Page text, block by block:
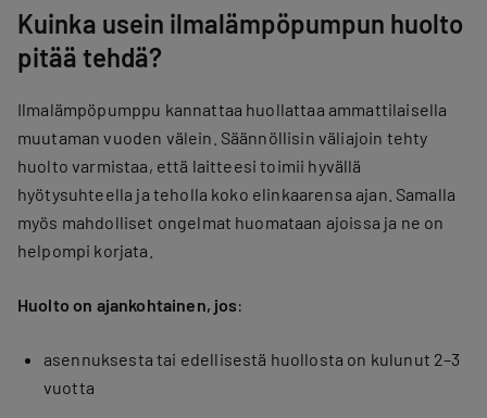
Kuinka usein ilmalämpöpumpun huolto
pitää tehdä?
Ilmalämpöpumppu kannattaa huollattaa ammattilaisella
muutaman vuoden välein. Säännöllisin väliajoin tehty
huolto varmistaa, että laitteesi toimii hyvällä
hyötysuhteella ja teholla koko elinkaarensa ajan. Samalla
myös mahdolliset ongelmat huomataan ajoissa ja ne on
helpompi korjata.
Huolto on ajankohtainen, jos:
asennuksesta tai edellisestä huollosta on kulunut 2–3
vuotta